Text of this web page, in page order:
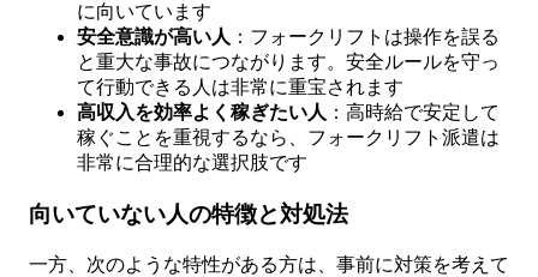
に向いています
安全意識が高い人 ：フォークリフトは操作を誤る
と重大な事故につながります。安全ルールを守っ
て行動できる人は非常に重宝されます
高収入を効率よく稼ぎたい人 ：高時給で安定して
稼ぐことを重視するなら、フォークリフト派遣は
非常に合理的な選択肢です
向いていない人の特徴と対処法
一方、次のような特性がある方は、事前に対策を考えて